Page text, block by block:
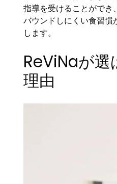
指導を受けることができ
バウンドしにくい食習慣
します。
ReViNaが
理由